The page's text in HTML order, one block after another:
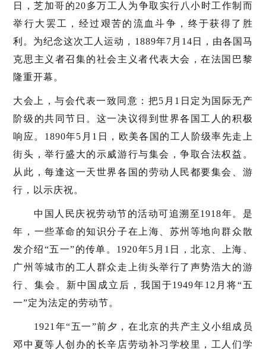
日，芝加哥的20多万工人为争取实行八小时工作制而
举行大罢工，经过艰苦的流血斗争，终于获得了胜
利。为纪念这次工人运动，1889年7月14日，由各国马
克思主义者召集的社会主义者代表大会，在法国巴黎
隆重开幕。
大会上，与会代表一致同意：把5月1日定为国际无产
阶级的共同节日。这一决议得到世界各国工人的积极
响应。1890年5月1日，欧美各国的工人阶级率先走上
街头，举行盛大的示威游行与集会，争取合法权益。
从此，每逢这一天世界各国的劳动人民都要集会、游
行，以示庆祝。
中国人民庆祝劳动节的活动可追溯至1918年。是
年，一些革命的知识分子在上海、苏州等地向群众散
发介绍“五一”的传单。1920年5月1日，北京、上海、
广州等城市的工人群众走上街头举行了声势浩大的游
行、集会。新中国成立后，我国于1949年12月将“五
一”定为法定的劳动节。
1921年“五一”前夕，在北京的共产主义小组成员
邓中夏等人创办的长辛店劳动补习学校里，工人们学